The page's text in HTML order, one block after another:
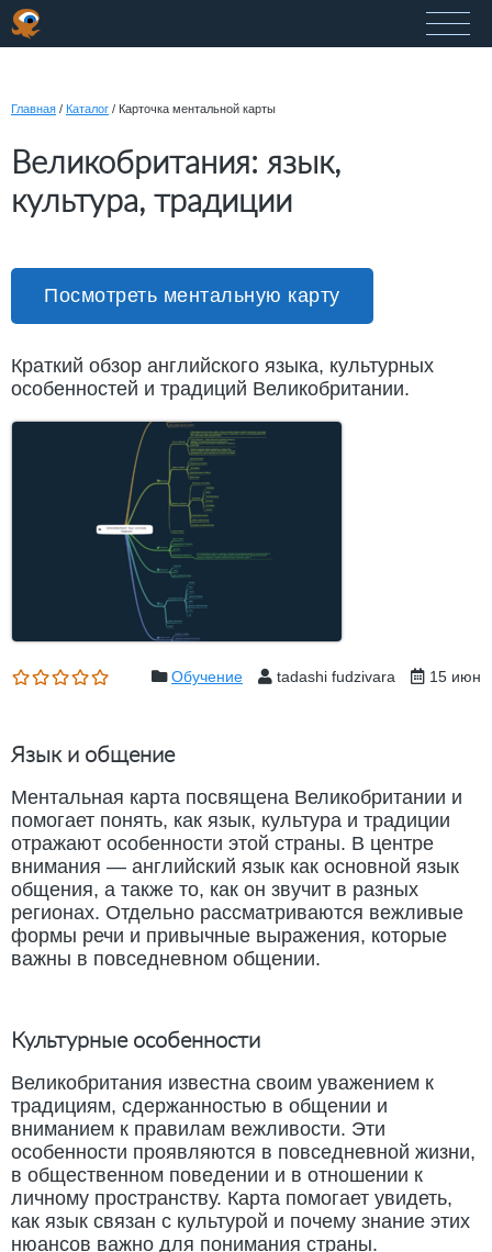
Главная / Каталог / Карточка ментальной карты
Великобритания: язык,
культура, традиции
Посмотреть ментальную карту
Краткий обзор английского языка, культурных
особенностей и традиций Великобритании.
Обучение tadashi fudzivara 15 июн
Язык и общение
Ментальная карта посвящена Великобритании и
помогает понять, как язык, культура и традиции
отражают особенности этой страны. В центре
внимания — английский язык как основной язык
общения, а также то, как он звучит в разных
регионах. Отдельно рассматриваются вежливые
формы речи и привычные выражения, которые
важны в повседневном общении.
Культурные особенности
Великобритания известна своим уважением к
традициям, сдержанностью в общении и
вниманием к правилам вежливости. Эти
особенности проявляются в повседневной жизни,
в общественном поведении и в отношении к
личному пространству. Карта помогает увидеть,
как язык связан с культурой и почему знание этих
нюансов важно для понимания страны.